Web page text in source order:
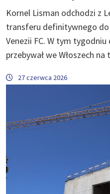
Kornel Lisman odchodzi z
transferu definitywnego do
Venezii FC. W tym
przebywał we Włoszech
27 czerwca 2026